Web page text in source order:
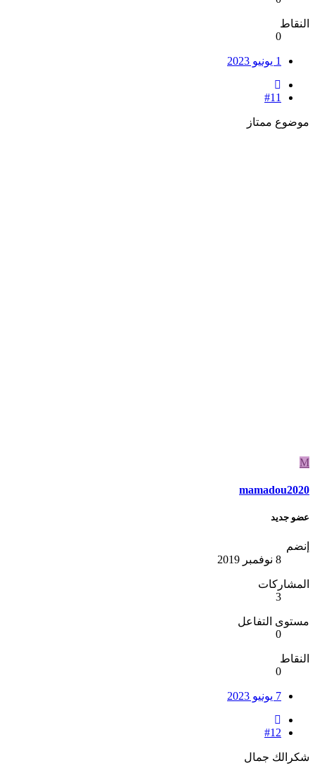
النقاط
0
1 يونيو 2023
#11
موضوع ممتاز
M
mamadou2020
عضو جديد
إنضم
8 نوفمبر 2019
المشاركات
3
مستوى التفاعل
0
النقاط
0
7 يونيو 2023
#12
شكرالك جمال